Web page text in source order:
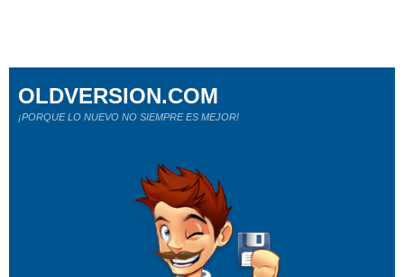
OLDVERSION.COM
¡PORQUE LO NUEVO NO SIEMPRE ES MEJOR!